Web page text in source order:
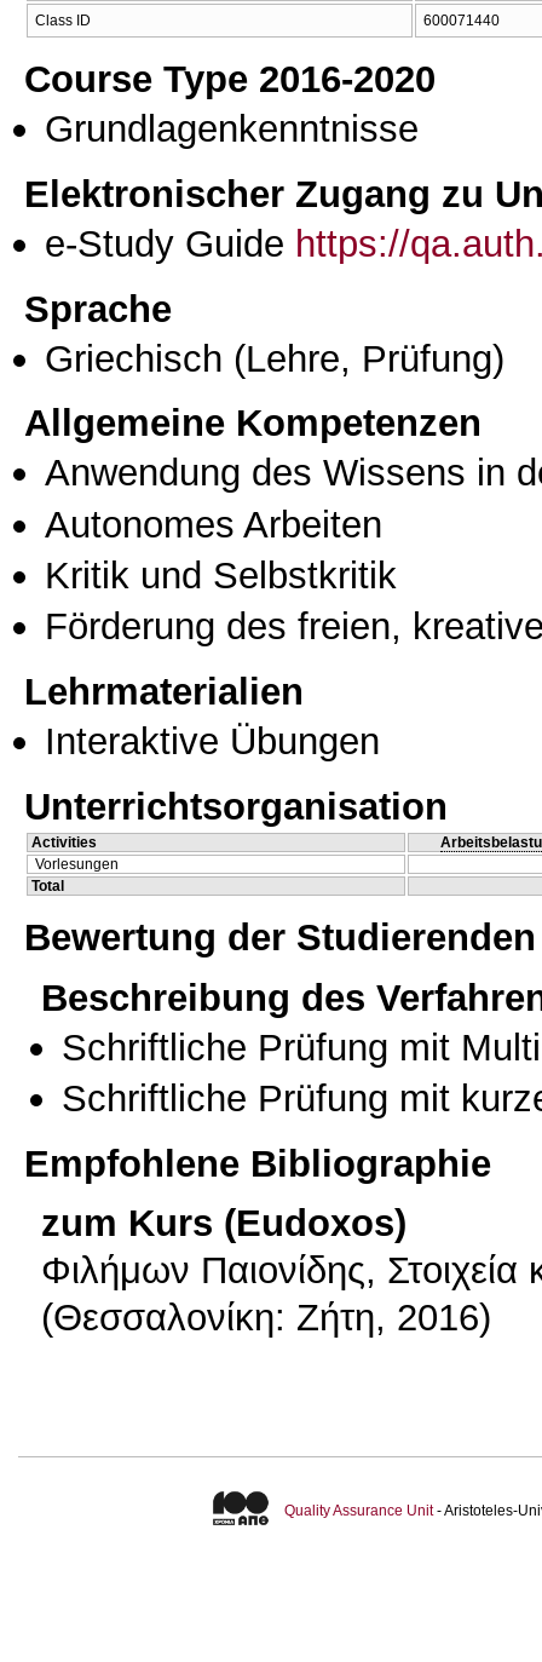
Class ID 600071440
Course Type 2016-2020
Grundlagenkenntnisse
Elektronischer Zugang zu
e-Study Guide https://
Sprache
Griechisch (Lehre, Prüfung)
Allgemeine Kompetenzen
Anwendung des Wissens in
Autonomes Arbeiten
Kritik und Selbstkritik
Förderung des freien,
Lehrmaterialien
Interaktive Übungen
Unterrichtsorganisation
Activities
Vorlesungen
Total
Bewertung der Studierenden
Beschreibung des
Schriftliche Prüfung mit
Schriftliche Prüfung mit
Empfohlene Bibliographie
zum Kurs (Eudoxos)
Φιλήμων Παιονίδης, Στοιχεία
(Θεσσαλονίκη: Ζήτη, 2016)
Quality Assurance Unit- Aristoteles-